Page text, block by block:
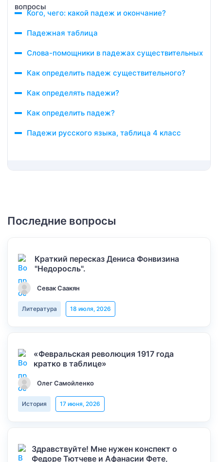
Кого, чего: какой падеж и окончание?
Падежная таблица
Слова-помощники в падежах существительных
Как определить падеж существительного?
Как определять падежи?
Как определить падеж?
Падежи русского языка, таблица 4 класс
Последние вопросы
Краткий пересказ Дениса Фонвизина
"Недоросль".
Севак Саакян
Литература 18 июля, 2026
«Февральская революция 1917 года
кратко в таблице»
Олег Самойленко
История 17 июня, 2026
Здравствуйте! Мне нужен конспект о
Федоре Тютчеве и Афанасии Фете,